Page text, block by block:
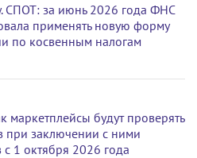
СПОТ: за июнь 2026 года ФНС
применять новую форму
по косвенным налогам
маркетплейсы будут проверять
при заключении с ними
с 1 октября 2026 года